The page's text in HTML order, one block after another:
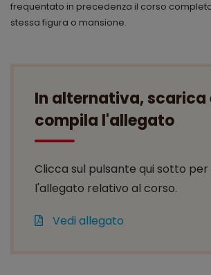
frequentato in precedenza il corso
stessa figura o mansione.
In alternativa, scarica
compila l'allegato
Clicca sul pulsante qui sotto
l'allegato relativo al corso.
Vedi allegato